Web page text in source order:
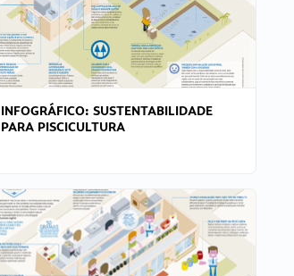
INFOGRÁFICO: SUSTENTABILIDADE
PARA PISCICULTURA